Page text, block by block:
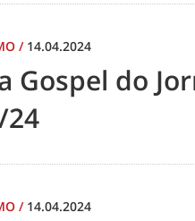
/ 14.04.2024
Gospel do
24
/ 14.04.2024